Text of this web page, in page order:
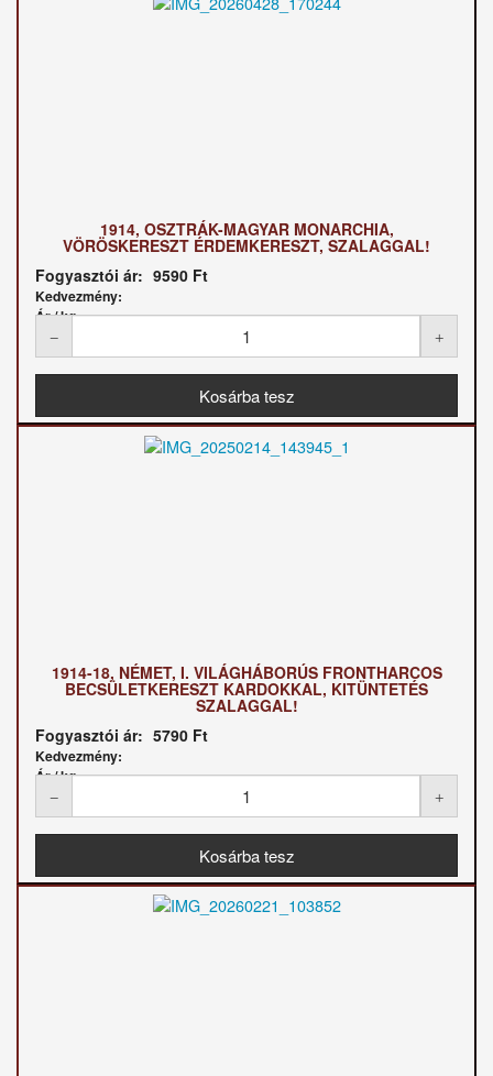
1914, OSZTRÁK-MAGYAR MONARCHIA,
VÖRÖSKERESZT ÉRDEMKERESZT, SZALAGGAL!
Fogyasztói ár: 9590 Ft
Kedvezmény:
Ár / kg:
1914-18, NÉMET, I. VILÁGHÁBORÚS FRONTHARCOS
BECSÜLETKERESZT KARDOKKAL, KITÜNTETÉS
SZALAGGAL!
Fogyasztói ár: 5790 Ft
Kedvezmény:
Ár / kg: